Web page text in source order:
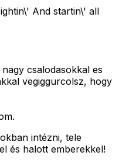
And startin\' all
csalodasokkal es
vegiggurcolsz, hogy
intézni, tele
és halott emberekkel!